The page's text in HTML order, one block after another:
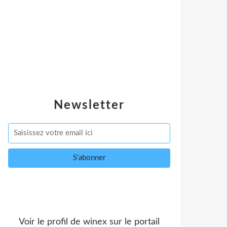
Newsletter
Voir le profil de winex sur le portail